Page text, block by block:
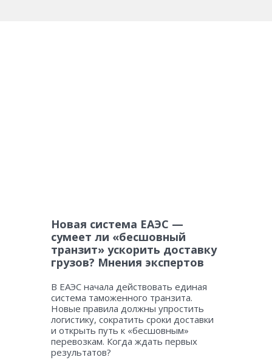
Новая система ЕАЭС —
сумеет ли «бесшовный
транзит» ускорить доставку
грузов? Мнения экспертов
В ЕАЭС начала действовать единая
система таможенного транзита.
Новые правила должны упростить
логистику, сократить сроки доставки
и открыть путь к «бесшовным»
перевозкам. Когда ждать первых
результатов?